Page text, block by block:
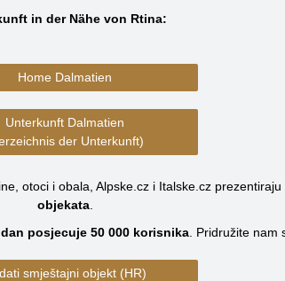
in der Nähe von Rtina:
Home Dalmatien
Unterkunft Dalmatien
der Unterkunft)
otoci i obala, Alpske.cz i Italske.cz prezentiraju
objekata.
posjecuje 50 000 korisnika Pridružite nam
smještajni objekt (HR)